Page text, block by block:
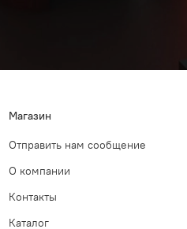
Магазин
Отправить нам сообщение
О компании
Контакты
Каталог